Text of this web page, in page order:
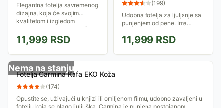
Elegantna fotelja savremenog
dizajna, koja će svojim
kvalitetom i izgledom
obogatiti dobar utisak Vašeg
doma
11,999 RSD
(199)
Udobna fotelja za ljuljanje sa
punjenjem od pene. Ima
možete da nađete položaj koji
Vam najviše odgovara.
11,999 RSD
Nema na stanju
Fotelja Carmina Kafa EKO Koža
(174)
Opustite se, uživajući u knjizi ili omiljenom filmu, udobno zavaljeni u
fotelju koja se blago ljuljuška. Carmina je punjena postojanom